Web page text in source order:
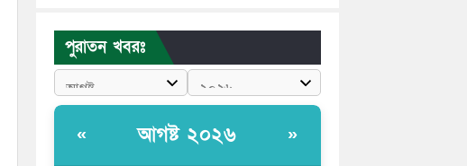
পুলিশকে পিটিয়ে রক্তাক্ত করেছি এ দৃশ্য কি
আপনারা দেখেননি: এনসিপি নেতা
বেশি কই মাছে
পুরাতন খবরঃ
« আগষ্ট ২০২৬ »